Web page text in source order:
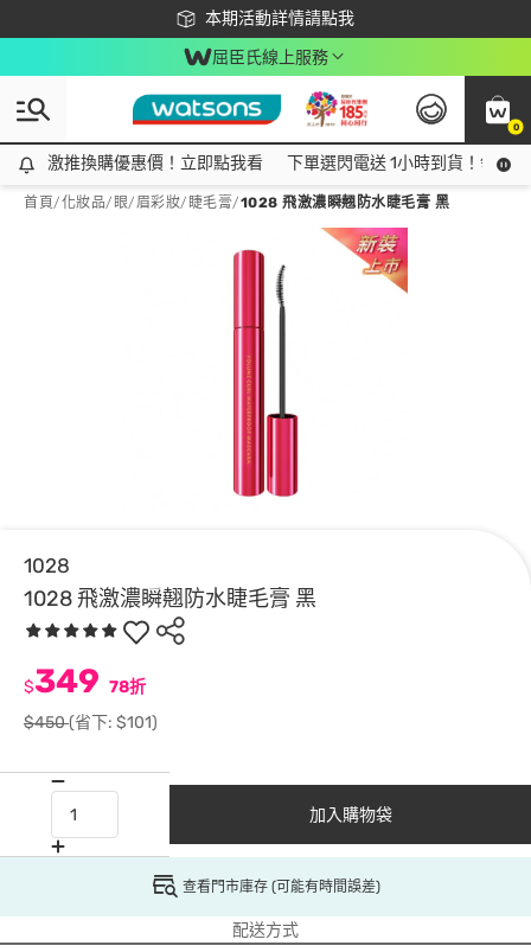
本期活動詳情請點我
下載app最高回饋$350
屈臣氏線上服務
0
激推換購優惠價！立即點我看
激推換購優惠價！立即點我看 下單選閃電送 1小時到貨！領神
首頁/化妝品/ 眼/眉彩妝/ 睫毛膏/1028 飛激濃瞬翹防水睫毛膏 黑
1028
1028 飛激濃瞬翹防水睫毛膏 黑
$349 78折
$450(省下: $101)
加入購物袋
查看門市庫存 (可能有時間誤差)
配送方式